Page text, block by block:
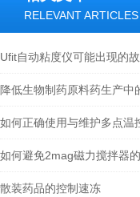
RELEVANT ARTICLES
散装药品的控制速冻